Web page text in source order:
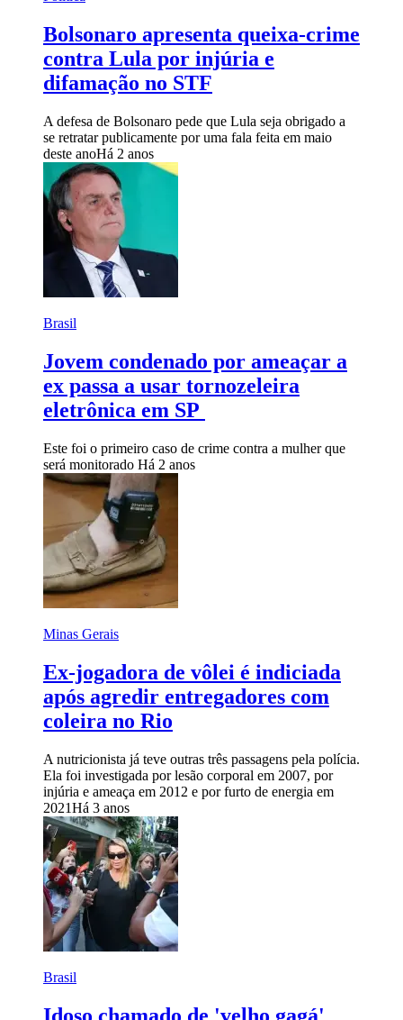
Bolsonaro apresenta queixa-crime
contra Lula por injúria e
difamação no STF
A defesa de Bolsonaro pede que Lula seja obrigado a
se retratar publicamente por uma fala feita em maio
deste anoHá 2 anos
Brasil
Jovem condenado por ameaçar a
ex passa a usar tornozeleira
eletrônica em SP
Este foi o primeiro caso de crime contra a mulher que
será monitorado Há 2 anos
Minas Gerais
Ex-jogadora de vôlei é indiciada
após agredir entregadores com
coleira no Rio
A nutricionista já teve outras três passagens pela polícia.
Ela foi investigada por lesão corporal em 2007, por
injúria e ameaça em 2012 e por furto de energia em
2021Há 3 anos
Brasil
Idoso chamado de 'velho gagá'